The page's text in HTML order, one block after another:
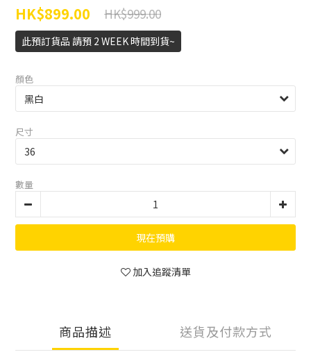
HK$899.00 HK$999.00
此預訂貨品 請預 2 WEEK 時間到貨~
顏色
尺寸
數量
現在預購
加入追蹤清單
商品描述 送貨及付款方式